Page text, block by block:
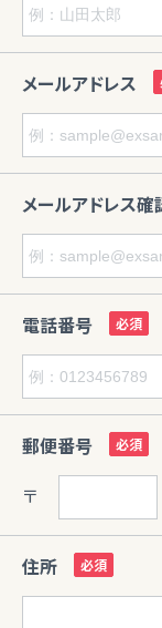
メールアドレス
メールアドレス確
電話番号
郵便番号
〒
住所